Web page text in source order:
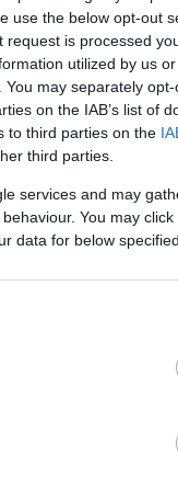
use the below opt-out
is processed
utilized by us
may separately
on the IAB’s list of
to third parties on the
third parties.
services and may
You may
data for below